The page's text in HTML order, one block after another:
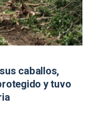
caballos,
y tuvo